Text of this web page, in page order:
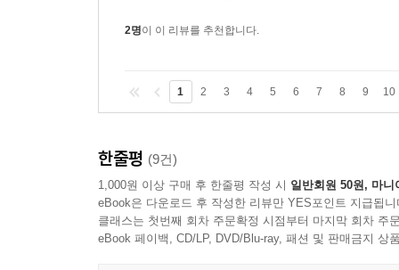
2명이 이 리뷰를 추천합니다.
1 2 3 4 5 6 7 8 9 10
한줄평 (9건)
1,000원 이상 구매 후 한줄평 작성 시 일반회원 50원, 마니
eBook은 다운로드 후 작성한 리뷰만 YES포인트 지급됩니
클래스는 첫번째 회차 주문확정 시점부터 마지막 회차 주
eBook 페이백, CD/LP, DVD/Blu-ray, 패션 및 판매금지 상